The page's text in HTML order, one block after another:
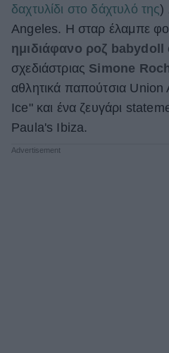
Women's Forum
Hautes Grecians
Γάμος
δαχτυλίδι στο δάχτυλό της)
Angeles. H σταρ έλαμπε
ημιδιάφανο ροζ
σχεδιάστριας Simone
αθλητικά παπούτσια
Ice" και ένα ζευγάρι
Paula's Ibiza.